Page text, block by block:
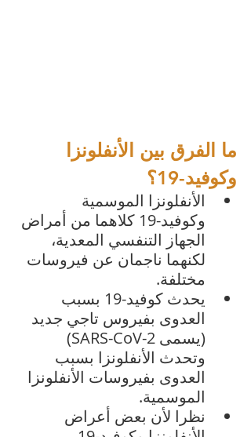
ما الفرق بين الأنفلونزا
وكوفيد-19؟
الأنفلونزا الموسمية
وكوفيد-19 كلاهما من أمراض
الجهاز التنفسي المعدية،
لكنهما ناجمان عن فيروسات
مختلفة.
يحدث كوفيد-19 بسبب
العدوى بفيروس تاجي جديد
(يسمى SARS-CoV-2)
وتحدث الأنفلونزا بسبب
العدوى بفيروسات الأنفلونزا
الموسمية.
نظرا لأن بعض أعراض